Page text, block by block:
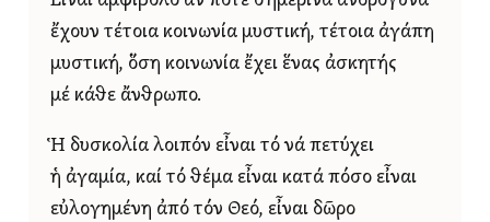
ἔχουν τέτοια κοινωνία μυστική, τέτοια ἀγάπη
μυστική, ὅση κοινωνία ἔχει ἕνας ἀσκητής
μέ κάθε ἄνθρωπο.
Ἡ δυσκολία λοιπόν εἶναι τό νά πετύχει
ἡ ἀγαμία, καί τό θέμα εἶναι κατά πόσο εἶναι
εὐλογημένη ἀπό τόν Θεό, εἶναι δῶρο